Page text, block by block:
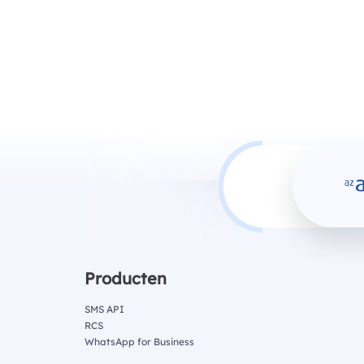
Producten
SMS API
RCS
WhatsApp for Business